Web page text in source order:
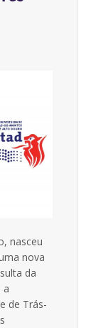
nasceu
nova
da
a
de Trás-